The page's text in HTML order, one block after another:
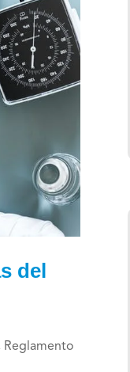
del
Reglamento